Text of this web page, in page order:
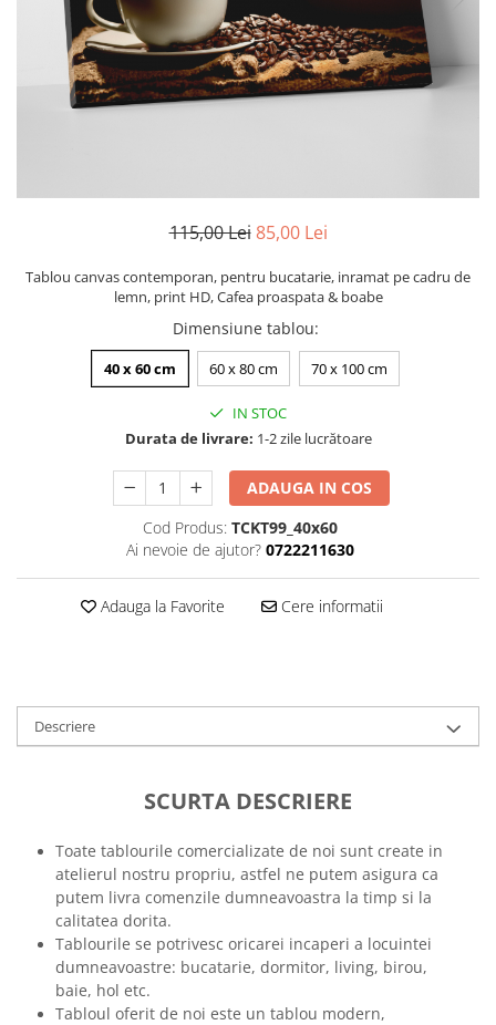
Zodia Fecioara
Zodia Gemeni
Zodia Leu
Zodia Pesti
Tricou personalizat cu imaginea
sau textul tau
Tricouri mamici
Tricouri tatici
Tricouri pescari
Tricouri gameri
Tricouri music is life
Tricouri sporturi de iarna
Tricouri ski
Tricouri cadou 20 ani
Tricouri cadou 30 ani
Tricouri cadou 50 ani
Tricouri motociclisti
Tricouri motociclisti
Tricouri enduro
Tricouri offroad
Tricouri biciclisti
Tricouri biciclisti
Tablouri PVC
Tablouri PVC copii
115,00 Lei 85,00 Lei
Tablou canvas contemporan, pentru bucatarie, inramat pe cadru de
lemn, print HD, Cafea proaspata & boabe
Dimensiune tablou:
40 x 60 cm 60 x 80 cm 70 x 100 cm
IN STOC
Durata de livrare: 1-2 zile lucrătoare
ADAUGA IN COS
Cod Produs: TCKT99_40x60
Ai nevoie de ajutor? 0722211630
Adauga la Favorite Cere informatii
Descriere
SCURTA DESCRIERE
Toate tablourile comercializate de noi sunt create in
atelierul nostru propriu, astfel ne putem asigura ca
putem livra comenzile dumneavoastra la timp si la
calitatea dorita.
Tablourile se potrivesc oricarei incaperi a locuintei
dumneavoastre: bucatarie, dormitor, living, birou,
baie, hol etc.
Tabloul oferit de noi este un tablou modern,